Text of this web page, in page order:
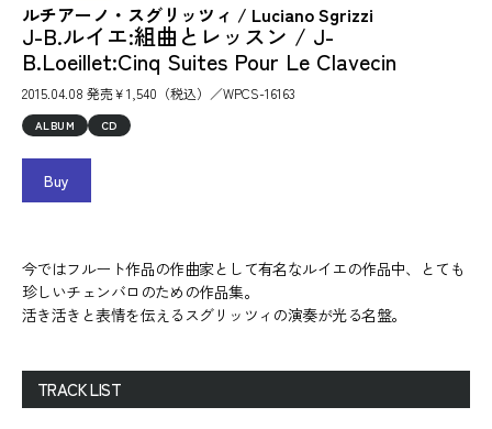
ルチアーノ・スグリッツィ / Luciano Sgrizzi
J-B.ルイエ:組曲とレッスン / J-
B.Loeillet:Cinq Suites Pour Le Clavecin
2015.04.08 発売￥1,540（税込）／WPCS-16163
ALBUM CD
Buy
今ではフルート作品の作曲家として有名なルイエの作品中、とても
珍しいチェンバロのための作品集。
活き活きと表情を伝えるスグリッツィの演奏が光る名盤。
TRACK LIST